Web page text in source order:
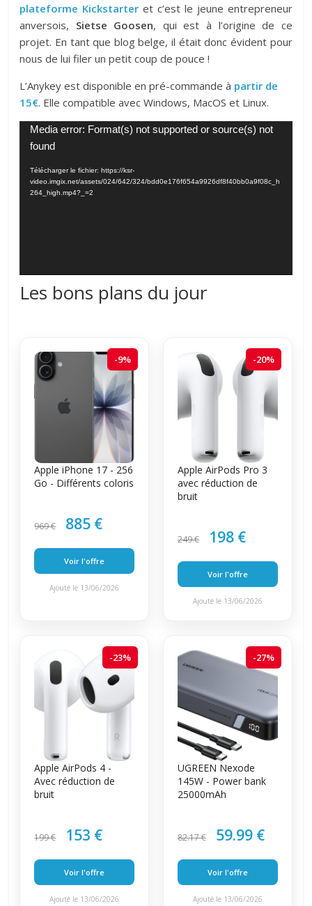
plateforme Kickstarter et c’est le jeune entrepreneur
anversois, Sietse Goosen, qui est à l’origine de ce
projet. En tant que blog belge, il était donc évident pour
nous de lui filer un petit coup de pouce !
L’Anykey est disponible en pré-commande à partir de
15€. Elle compatible avec Windows, MacOS et Linux.
Lecteur
vidéo
Media error: Format(s) not supported or source(s) not
found
Télécharger le fichier: https://ksr-
video.imgix.net/assets/024/642/324/bdd0e176f654a9926df8f40bb0a9f08c_h
264_high.mp4?_=2
Les bons plans du jour
-9%
Apple iPhone 17 - 256
Go - Différents coloris
969 € 885 €
Voir l'offre
Ajouté le 13/06/2026
-20%
Apple AirPods Pro 3
avec réduction de
bruit
249 € 198 €
Voir l'offre
Ajouté le 13/06/2026
-23%
Apple AirPods 4 -
Avec réduction de
bruit
199 € 153 €
Voir l'offre
Ajouté le 13/06/2026
-27%
UGREEN Nexode
145W - Power bank
25000mAh
82.17 € 59.99 €
Voir l'offre
Ajouté le 13/06/2026